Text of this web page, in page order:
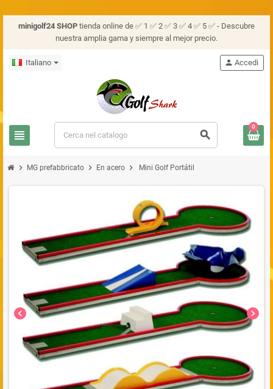
minigolf24 SHOP tienda online de ✅ 1 ✅ 2 ✅ 3 ✅ 4 ✅ 5 ✅ - Descubre
nuestra amplia gama y siempre al mejor precio.
Italiano
view_headline search
person Accedi
0
chevron_right MG prefabbricato chevron_right En acero chevron_right Mini Golf Portátil
chevron_left chevron_right